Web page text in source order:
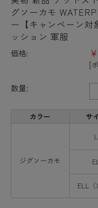
グソーカモ
ー【キャンペーン対
ッション 軍服
価格:
[
数量:
カラー サ
ジグソーカモ
L
EL
ELL（